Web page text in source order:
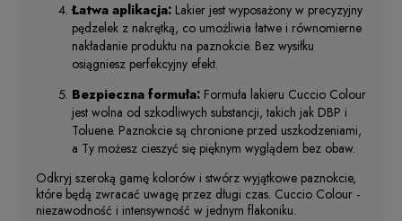
Łatwa aplikacja: Lakier jest wyposażony w precyzyjny
pędzelek z nakrętką, co umożliwia łatwe i równomierne
nakładanie produktu na paznokcie. Bez wysiłku
osiągniesz perfekcyjny efekt.
Bezpieczna formuła: Formuła lakieru Cuccio Colour
jest wolna od szkodliwych substancji, takich jak DBP i
Toluene. Paznokcie są chronione przed uszkodzeniami,
a Ty możesz cieszyć się pięknym wyglądem bez obaw.
Odkryj szeroką gamę kolorów i stwórz wyjątkowe paznokcie,
które będą zwracać uwagę przez długi czas. Cuccio Colour -
niezawodność i intensywność w jednym flakoniku.